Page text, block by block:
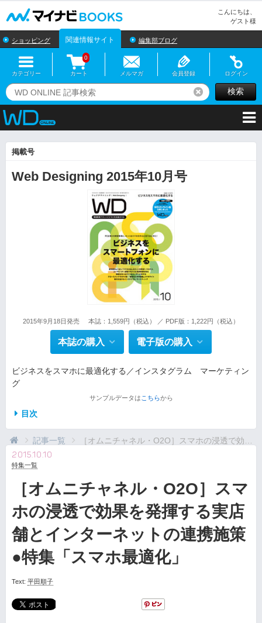
こんにちは、
ゲスト様
ショッピング 関連情報サイト 編集部ブログ
カテゴリー カート
0
メルマガ 会員登録 ログイン
リセット検索
掲載号
Web Designing 2015年10月号
2015年9月18日発売 本誌：1,559円（税込） ／ PDF版：1,222円（税込）
本誌の購入 電子版の購入
ビジネスをスマホに最適化する／インスタグラム マーケティン
グ
サンプルデータは こちらから
目次
記事一覧 ［オムニチャネル・O2O］スマホの浸透で効果を発揮...
2015.10.10
特集一覧
［オムニチャネル・O2O］スマ
ホの浸透で効果を発揮する実店
舗とインターネットの連携施策
●特集「スマホ最適化」
Text: 平田順子